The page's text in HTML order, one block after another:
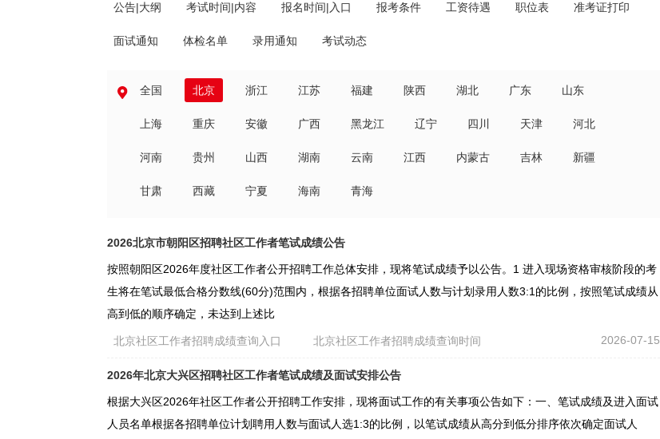
公告|大纲 考试时间|内容 报名时间|入口 报考条件 工资待遇 职位表 准考证打印
面试通知 体检名单 录用通知 考试动态
全国 北京 浙江 江苏 福建 陕西 湖北 广东 山东
上海 重庆 安徽 广西 黑龙江 辽宁 四川 天津 河北
河南 贵州 山西 湖南 云南 江西 内蒙古 吉林 新疆
甘肃 西藏 宁夏 海南 青海
2026北京市朝阳区招聘社区工作者笔试成绩公告
按照朝阳区2026年度社区工作者公开招聘工作总体安排，现将笔试成绩予以公告。1 进入现场资格审核阶段的考
生将在笔试最低合格分数线(60分)范围内，根据各招聘单位面试人数与计划录用人数3:1的比例，按照笔试成绩从
高到低的顺序确定，未达到上述比
2026-07-15
北京社区工作者招聘成绩查询入口 北京社区工作者招聘成绩查询时间
2026年北京大兴区招聘社区工作者笔试成绩及面试安排公告
根据大兴区2026年社区工作者公开招聘工作安排，现将面试工作的有关事项公告如下：一、笔试成绩及进入面试
人员名单根据各招聘单位计划聘用人数与面试人选1:3的比例，以笔试成绩从高分到低分排序依次确定面试人